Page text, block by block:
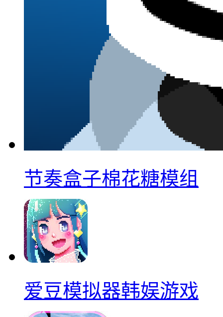
节奏盒子棉花糖模组
爱豆模拟器韩娱游戏